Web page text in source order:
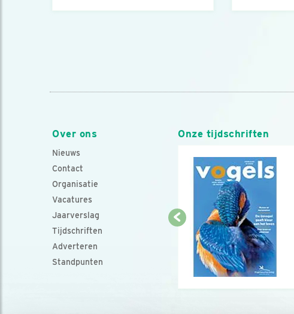
Over ons
Nieuws
Contact
Organisatie
Vacatures
Jaarverslag
Tijdschriften
Adverteren
Standpunten
Onze tijdschriften